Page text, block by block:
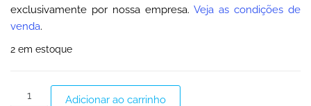
exclusivamente por nossa empresa. Veja as condições de
venda.
2 em estoque
Adicionar ao carrinho